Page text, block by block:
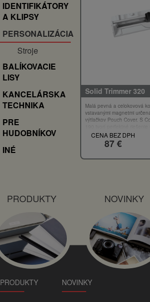
IDENTIFIKÁTORY
A KLIPSY
PERSONALIZÁCIA
Stroje
BALÍKOVACIE
LISY
KANCELÁRSKA
TECHNIKA
PRE
HUDOBNÍKOV
INÉ
Solid Trimmer 320
Malá pevná a celokovová
vstavanými magnetmi
výtlačkov Pouch Cover. S
fotoknižiek.
CENA BEZ DPH
87 €
PRODUKTY NOVINKY
PRODUKTY NOVINKY